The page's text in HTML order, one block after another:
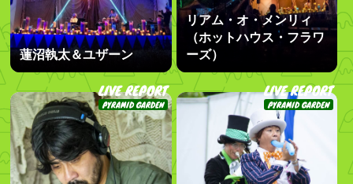
蓮沼執太＆ユザーン
リアム・オ・メンリィ
（ホットハウス・フラワ
ーズ）
LIVE REPORT
PYRAMID GARDEN
LIVE REPORT
PYRAMID GARDEN